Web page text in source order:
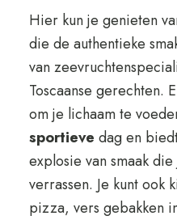
Hier kun je genieten
die de authentieke
van
Toscaanse gerechten.
om je lichaam te
sportieve dag en
explosie van smaak
verrassen. Je kunt ook
pizza, vers gebakken